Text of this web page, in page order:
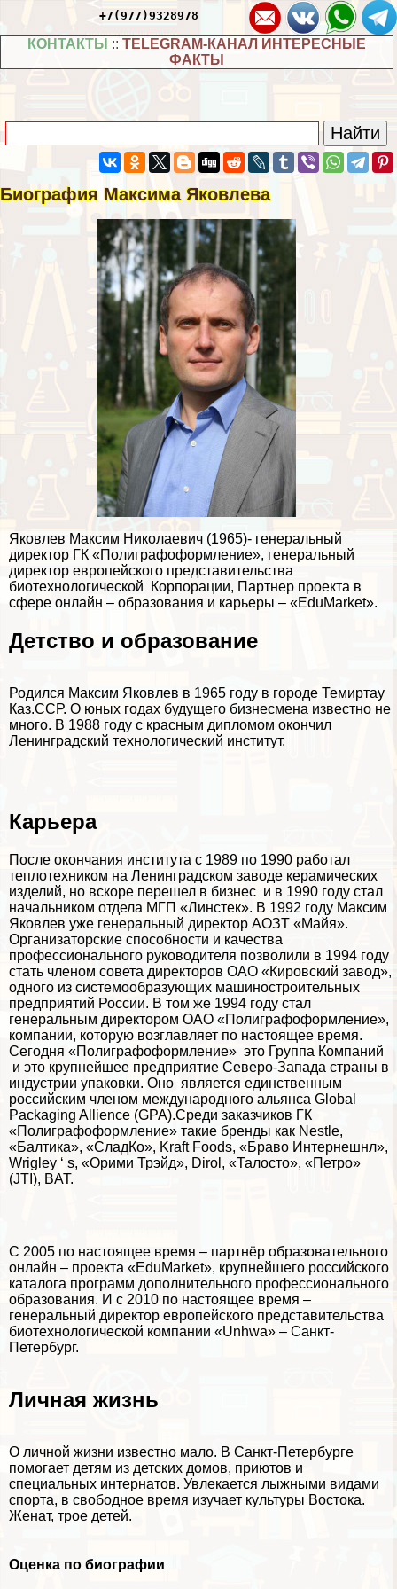
+7(977)9328978
КОНТАКТЫ :: TELEGRAM-КАНАЛ ИНТЕРЕСНЫЕ
ФАКТЫ
Биография Максима Яковлева
Яковлев Максим Николаевич (1965)- генеральный
директор ГК «Полиграфоформление», генеральный
директор европейского представительства
биотехнологической Корпорации, Партнер проекта в
сфере онлайн – образования и карьеры – «EduMarket».
Детство и образование
Родился Максим Яковлев в 1965 году в городе Темиртау
Каз.ССР. О юных годах будущего бизнесмена известно не
много. В 1988 году с красным дипломом окончил
Ленинградский технологический институт.
Карьера
После окончания института с 1989 по 1990 работал
теплотехником на Ленинградском заводе керамических
изделий, но вскоре перешел в бизнес и в 1990 году стал
начальником отдела МГП «Линстек». В 1992 году Максим
Яковлев уже генеральный директор АОЗТ «Майя».
Организаторские способности и качества
профессионального руководителя позволили в 1994 году
стать члeном совета директоров ОАО «Кировский завод»,
одного из системообразующих машиностроительных
предприятий России. В том же 1994 году стал
генеральным директором ОАО «Полиграфоформление»,
компании, которую возглавляет по настоящее время.
Сегодня «Полиграфоформление» это Группа Компаний
и это крупнейшее предприятие Северо-Запада страны в
индустрии упаковки. Оно является единственным
российским члeном международного альянса Global
Packaging Allience (GPA).Среди заказчиков ГК
«Полиграфоформление» такие бренды как Nestle,
«Балтика», «СладКо», Kraft Foods, «Браво Интернешнл»,
Wrigley ‘ s, «Орими Трэйд», Dirol, «Талосто», «Петро»
(JTI), BAT.
С 2005 по настоящее время – партнёр образовательного
онлайн – проекта «EduMarket», крупнейшего российского
каталога программ дополнительного профессионального
образования. И с 2010 по настоящее время –
генеральный директор европейского представительства
биотехнологической компании «Unhwa» – Санкт-
Петербург.
Личная жизнь
О личной жизни известно мало. В Санкт-Петербурге
помогает детям из детских домов, приютов и
специальных интернатов. Увлекается лыжными видами
спорта, в свободное время изучает культуры Востока.
Женат, трое детей.
Оценка по биографии